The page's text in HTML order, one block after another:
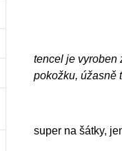
tencel je vyroben
pokožku, úžasně
super na šátky,